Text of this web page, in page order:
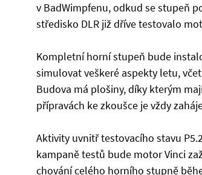
v BadWimpfenu, odkud se stupeň
středisko DLR již dříve testovalo
Kompletní horní stupeň bude
simulovat veškeré aspekty letu,
Budova má plošiny, díky kterým
přípravách ke zkoušce je vždy
Aktivity uvnitř testovacího stavu
kampaně testů bude motor Vinci
chování celého horního stupně